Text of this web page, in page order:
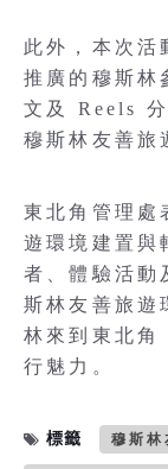
此外，本次活
推廣的穆斯
文及 Reels
穆斯林友善旅
東北角管理處
遊環境建置與
者、體驗活動
斯林友善旅遊
林來到東北角
行魅力。
標籤 穆斯林